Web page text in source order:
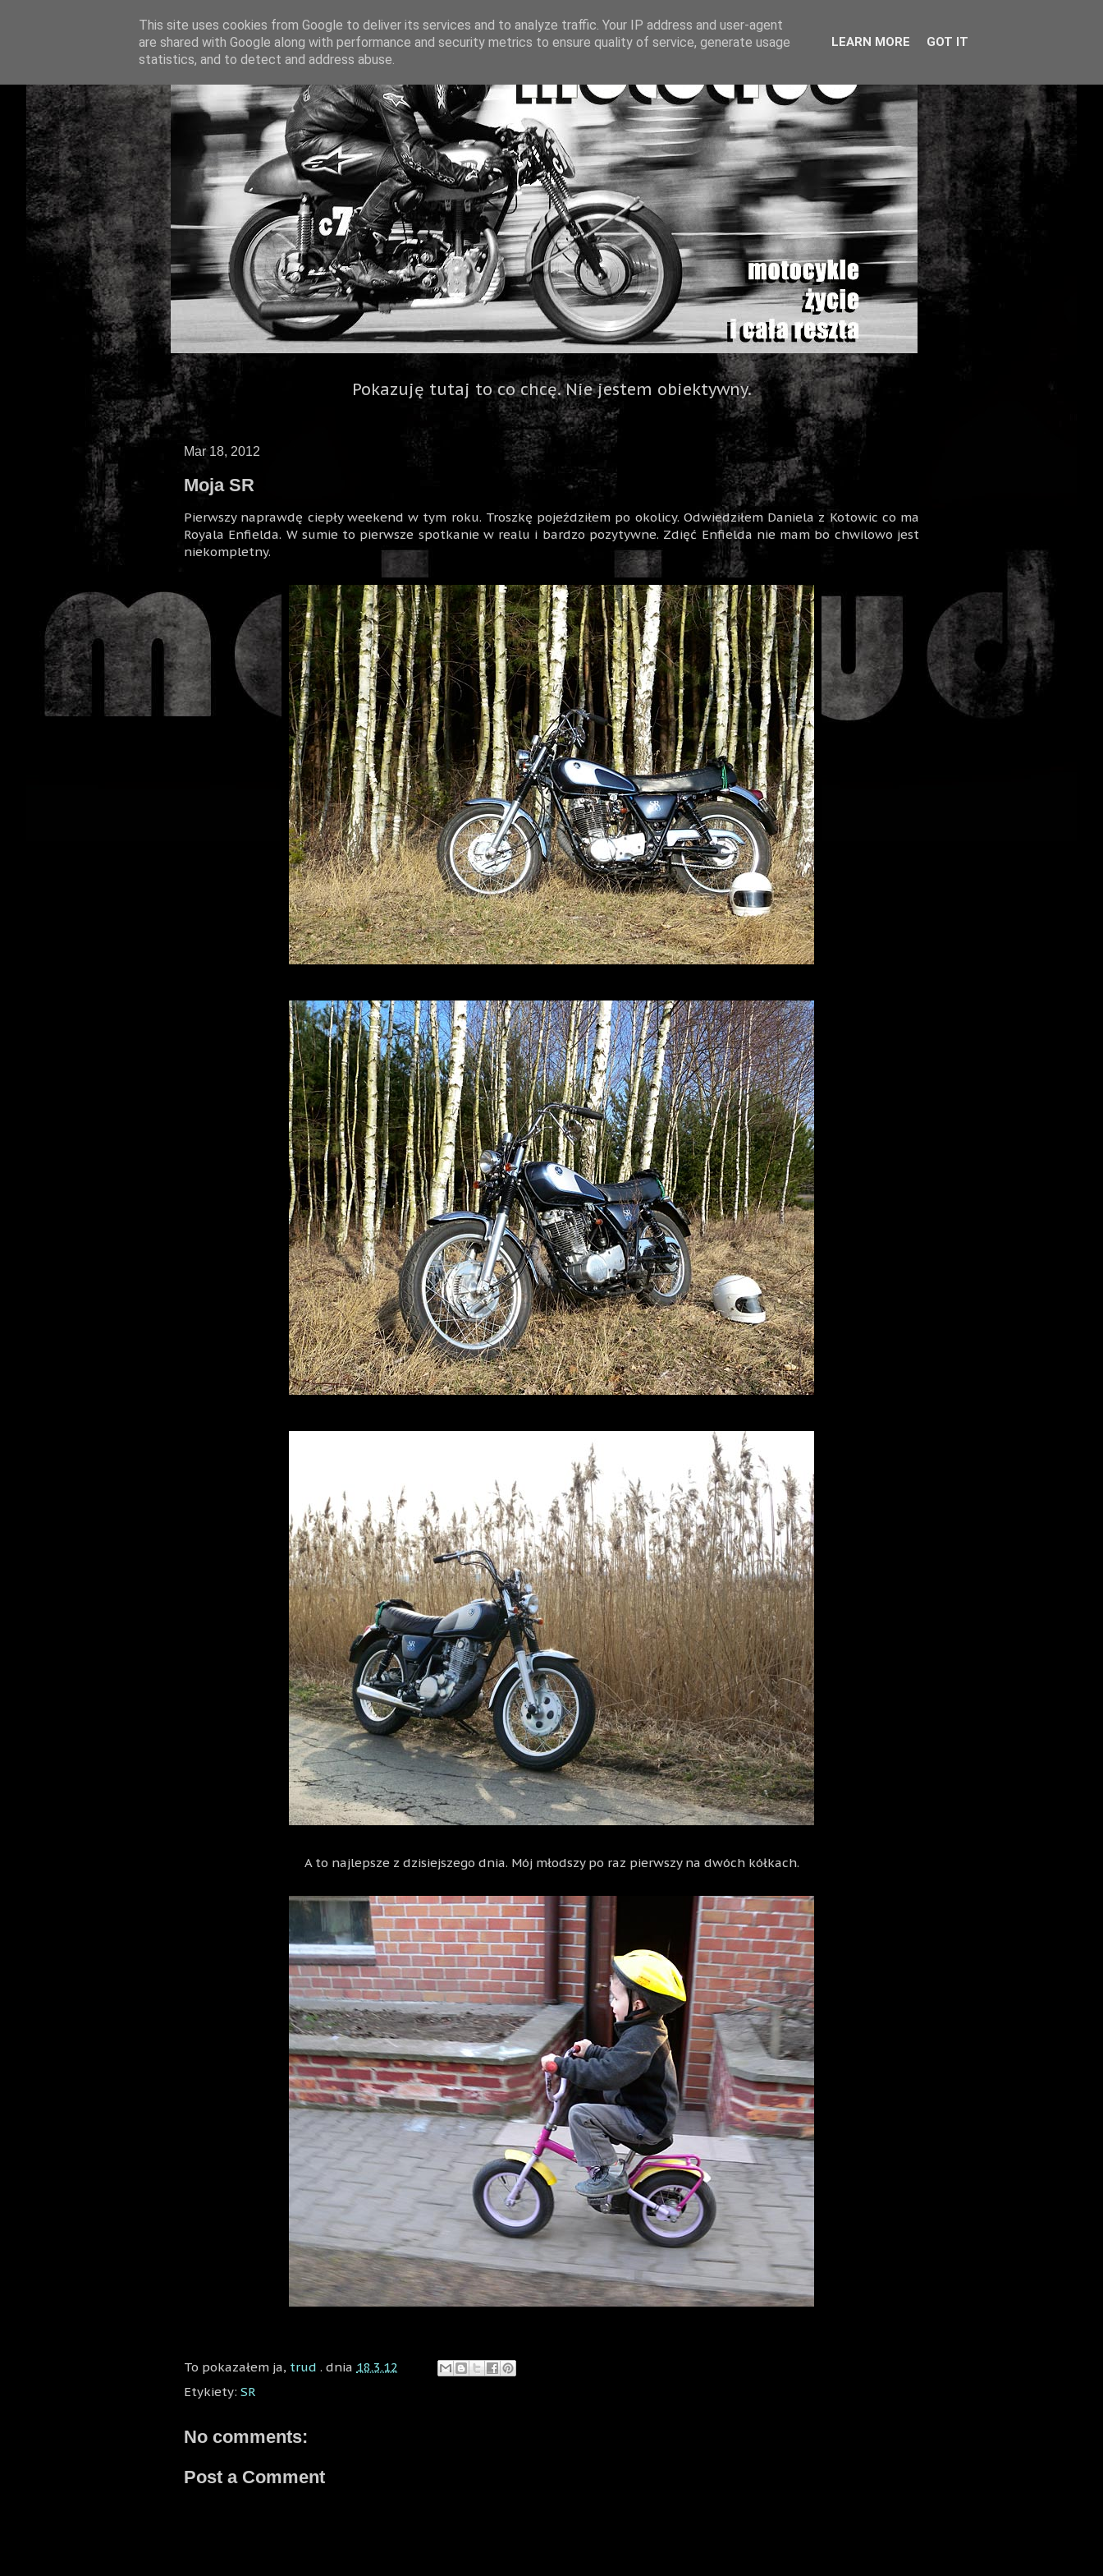
Pokazuję tutaj to co chcę. Nie jestem obiektywny.
Mar 18, 2012
Moja SR
Pierwszy naprawdę ciepły weekend w tym roku. Troszkę pojeździłem po okolicy. Odwiedziłem Daniela z Kotowic co ma
Royala Enfielda. W sumie to pierwsze spotkanie w realu i bardzo pozytywne. Zdięć Enfielda nie mam bo chwilowo jest
niekompletny.
A to najlepsze z dzisiejszego dnia. Mój młodszy po raz pierwszy na dwóch kółkach.
To pokazałem ja, trud . dnia 18.3.12
Etykiety: SR
No comments:
Post a Comment
This site uses cookies from Google to deliver its services and to analyze traffic. Your IP address and user-agent
are shared with Google along with performance and security metrics to ensure quality of service, generate usage
statistics, and to detect and address abuse.
LEARN MORE GOT IT